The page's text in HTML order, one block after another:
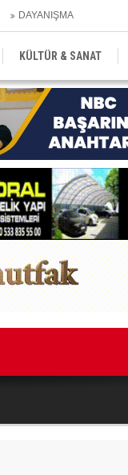
DAYANIŞMA
KÜLTÜR & SANAT
SEKTÖR